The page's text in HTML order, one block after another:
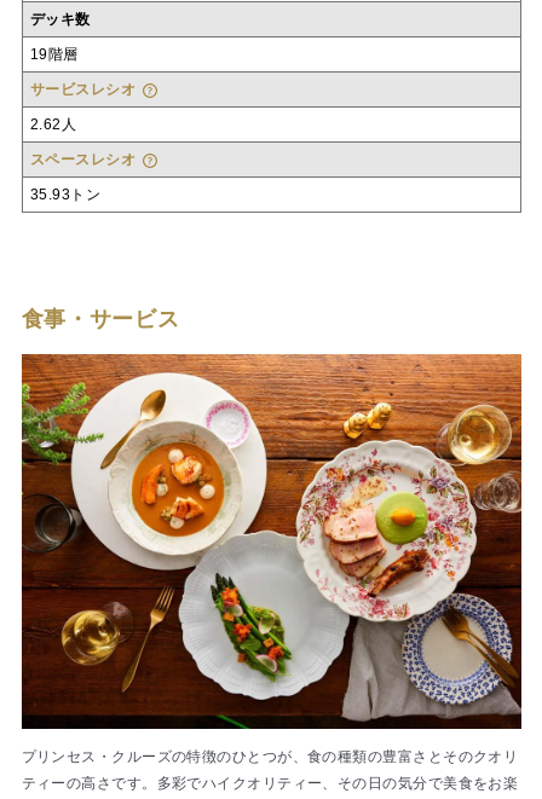
デッキ数
19階層
サービスレシオ
2.62人
スペースレシオ
35.93トン
食事・サービス
プリンセス・クルーズの特徴のひとつが、食の種類の豊富さとそのクオリ
ティーの高さです。多彩でハイクオリティー、その日の気分で美食をお楽